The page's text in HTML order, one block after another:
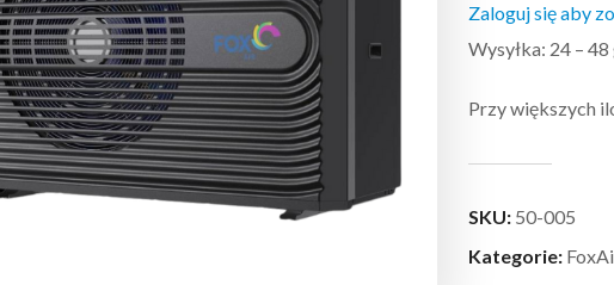
Zaloguj się aby
Wysyłka: 24 –
Przy większych
SKU: 50-005
Kategorie: